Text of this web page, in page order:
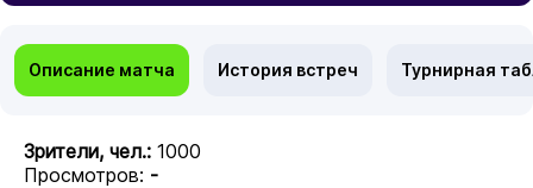
Описание матча История встреч Турнирная
Зрители, чел.: 1000
Просмотров: -